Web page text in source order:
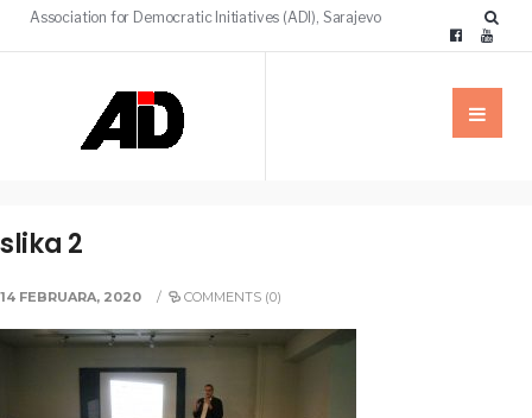
Association for Democratic Initiatives (ADI), Sarajevo
slika 2
14 FEBRUARA, 2020 / COMMENTS (0)